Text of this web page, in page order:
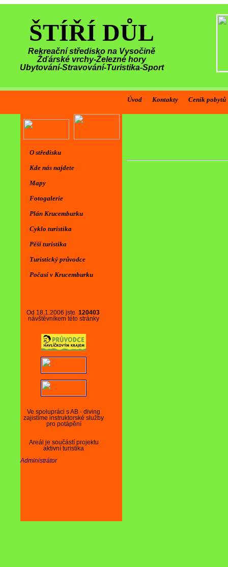
ŠTÍŘÍ DŮL
Rekreační středisko na Vysočině
Žďárské vrchy-Železné hory
Ubytování-Stravování-Turistika-Sport
Úvod Kontakty Ceník pobytů
Od 18.1.2006 jste 120403
návštěvníkem této stránky
Ve spolupráci s AB - diving
zajistíme instruktorské služby
pro potápění
Areál je součástí projektu
aktivní turistika
Administrátor
O středisku
Kde nás najdete
Mapy
Fotogalerie
Plán Krucemburku
Cyklo turistika
Pěší turistika
Turistický průvodce
Počasí v Krucemburku